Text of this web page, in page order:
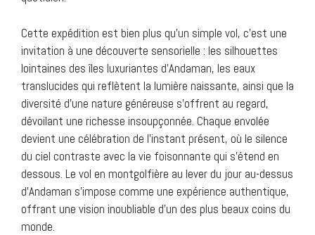
Cette expédition est bien plus qu’un simple vol, c’est une
invitation à une découverte sensorielle : les silhouettes
lointaines des îles luxuriantes d’Andaman, les eaux
translucides qui reflètent la lumière naissante, ainsi que la
diversité d’une nature généreuse s’offrent au regard,
dévoilant une richesse insoupçonnée. Chaque envolée
devient une célébration de l’instant présent, où le silence
du ciel contraste avec la vie foisonnante qui s’étend en
dessous. Le vol en montgolfière au lever du jour au-dessus
d’Andaman s’impose comme une expérience authentique,
offrant une vision inoubliable d’un des plus beaux coins du
monde.